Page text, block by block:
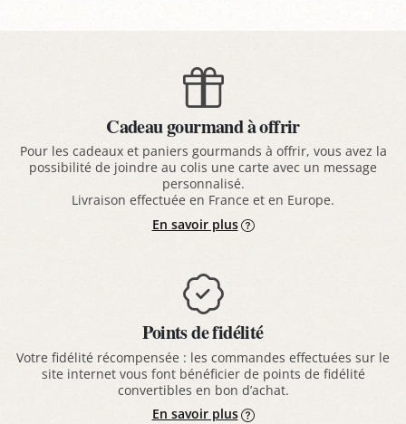
Cadeau gourmand à offrir
Pour les cadeaux et paniers gourmands à offrir, vous avez la
possibilité de joindre au colis une carte avec un message
personnalisé.
Livraison effectuée en France et en Europe.
En savoir plus
Points de fidélité
Votre fidélité récompensée : les commandes effectuées sur le
site internet vous font bénéficier de points de fidélité
convertibles en bon d’achat.
En savoir plus